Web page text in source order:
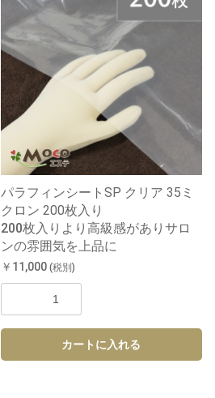
パラフィンシートSP クリア 35ミ
クロン 200枚入り
200枚入りより高級感がありサロ
ンの雰囲気を上品に
￥11,000 (税別)
カートに入れる
カートへ進む